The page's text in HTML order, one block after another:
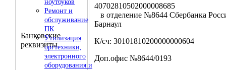
ноутбуков
Ремонт и
обслуживание
ПК
Утилизация
оргтехники,
электронного
оборудования и
Банковские
реквизиты
в отделение №8644 Сбербанка
Барнаул
К/сч: 30101810200000000604
Доп.офис №8644/0193